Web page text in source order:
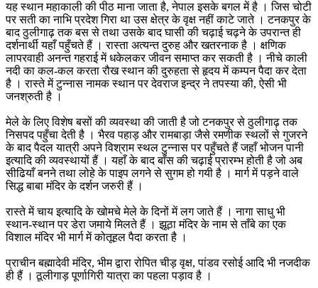
यह स्थान महाकाली की पीठ माना जाता है, नेपाल इसके बगल में है । जिस चोटी
पर सती का नाभि प्रदेश गिरा था उस क्षेत्र के वृक्ष नहीं काटे जाते । टनकपुर के
बाद ठुलीगाढ़ तक बस से तथा उसके बाद घासी की चढ़ाई चढ़ने के उपरान्त ही
दर्शनार्थी यहाँ पहुँचते हैं । रास्ता अत्यन्त दुरुह और खतरनाक है । क्षणिक
लापरवाही अनन्त गहराई में धकेलकर जीवन समाप्त कर सकती है । नीचे काली
नदी का कल-कल करता रौख स्थान की दुरुहता से हृदय में कम्पन पैदा कर देता
है । रास्ते में टुन्नास नामक स्थान पर देवराज इन्द्र ने तपस्या की, ऐसी भी
जनश्रुती है ।
मेले के लिए विशेष बसों की व्यवस्था की जाती है जो टनकपुर से ठुलीगाढ़ तक
निसपद पहुँचा देती है । भैरव पहाड़ और रामबाड़ा जैसे रमणीक स्थलों से गुजरने
के बाद पैदल यात्री अपने विश्राम स्थल टुन्नास पर पहुँचते हैं जहाँ भोजन पानी
इत्यादि की व्यवस्थायों हैं । यहाँ के बाद बाँस की चढ़ाई प्रारम्भ होती है जो अब
सीढियाँ बनने तथा लोहे के पाइप लगने से सुगम हो गयी है । मार्ग में पड़ने वाले
सिद्ध बाबा मंदिर के दर्शन जरुरी हैं ।
रास्ते में चाय इत्यादि के खोमचे मेले के दिनों में लग जाते हैं । नागा साधु भी
स्थान-स्थान पर डेरा जमाये मिलते हैं । झूठा मंदिर के नाम से ताँबे का एक
विशाल मंदिर भी मार्ग में कोतूहल पैदा करता है ।
प्राचीन बह्मादेवी मंदिर, भीम द्वारा रोपित चीड़ वृक्ष, पांडव रसोई आदि भी नजदीक
ही हैं । ठूलीगाड़ पूर्णागिरी यात्रा का पहला पड़ाव है ।